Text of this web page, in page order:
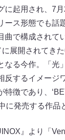
に起用され、7
ース形態でも話
曲で構成されて
に展開されてき
なる今作。「光
反するイメージ
特徴であり、
に発売する作品
』より「